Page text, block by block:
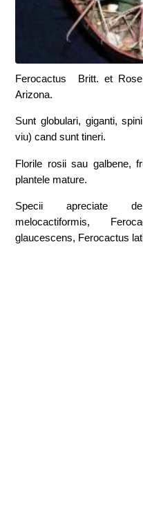
Ferocactus Britt. et
Arizona.
Sunt globulari, giganti,
viu) cand sunt tineri.
Florile rosii sau galbene,
plantele mature.
Specii apreciate
melocactiformis,
glaucescens, Ferocactus